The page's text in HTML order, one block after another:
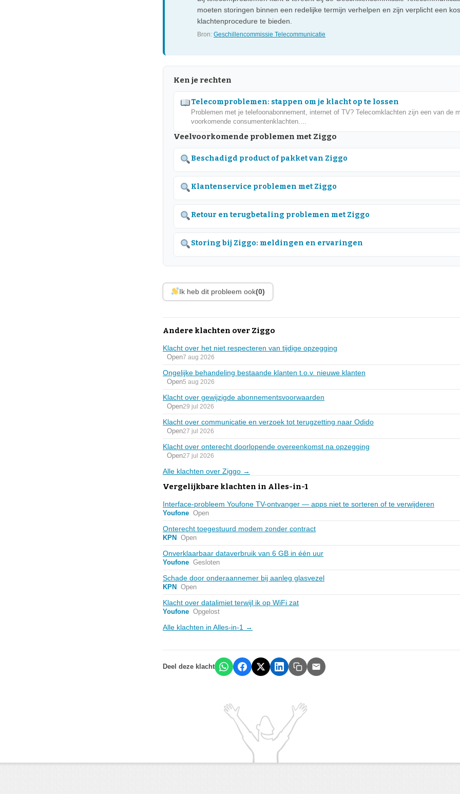
moeten storingen binnen een redelijke termijn verhelpen en zijn verplicht een
klachtenprocedure te bieden.
Bron:Geschillencommissie Telecommunicatie
Ken je rechten
Telecomproblemen: stappen om je klacht op te lossen
Problemen met je telefoonabonnement, internet of TV? Telecomklachten zijn een van de
voorkomende consumentenklachten....
Veelvoorkomende problemen met Ziggo
Beschadigd product of pakket van Ziggo
Klantenservice problemen met Ziggo
Retour en terugbetaling problemen met Ziggo
Storing bij Ziggo: meldingen en ervaringen
Ik heb dit probleem ook(0)
Andere klachten over Ziggo
Klacht over het niet respecteren van tijdige opzegging
Open7 aug 2026
Ongelijke behandeling bestaande klanten t.o.v. nieuwe klanten
Open5 aug 2026
Klacht over gewijzigde abonnementsvoorwaarden
Open29 jul 2026
Klacht over communicatie en verzoek tot terugzetting naar Odido
Open27 jul 2026
Klacht over onterecht doorlopende overeenkomst na opzegging
Open27 jul 2026
Alle klachten over Ziggo →
Vergelijkbare klachten in Alles-in-1
Interface-probleem Youfone TV-ontvanger — apps niet te sorteren of te verwijderen
Youfone Open
Onterecht toegestuurd modem zonder contract
KPN Open
Onverklaarbaar dataverbruik van 6 GB in één uur
Youfone Gesloten
Schade door onderaannemer bij aanleg glasvezel
KPN Open
Klacht over datalimiet terwijl ik op WiFi zat
Youfone Opgelost
Alle klachten in Alles-in-1 →
Deel deze klacht